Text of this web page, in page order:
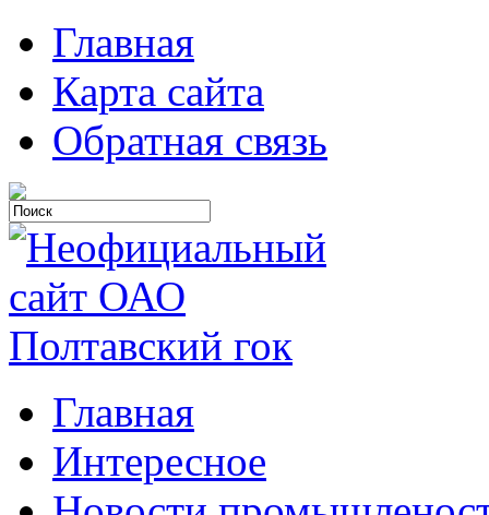
Главная
Карта сайта
Обратная связь
Главная
Интересное